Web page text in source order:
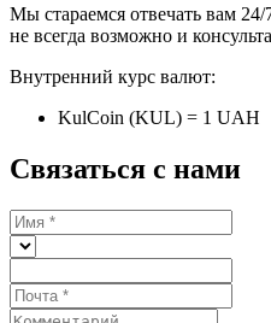
Мы стараемся отвечать вам
не всегда возможно и
Внутренний курс валют:
KulCoin (KUL) = 1 UAH
Связаться с нами